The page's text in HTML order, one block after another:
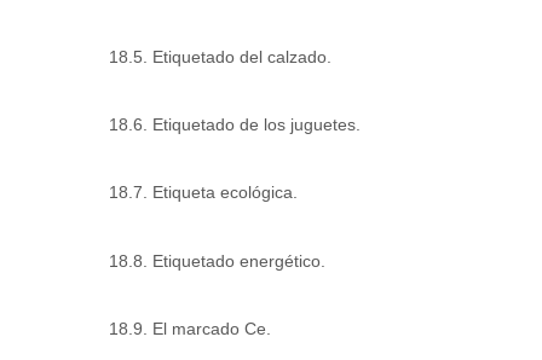
18.5. Etiquetado del calzado.
18.6. Etiquetado de los juguetes.
18.7. Etiqueta ecológica.
18.8. Etiquetado energético.
18.9. El marcado Ce.